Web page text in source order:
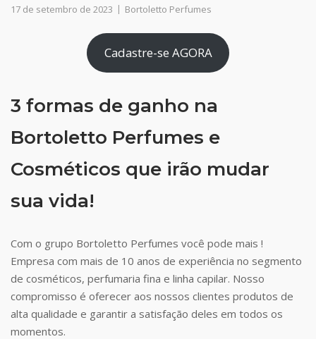
17 de setembro de 2023 Bortoletto Perfumes
Cadastre-se AGORA
3 formas de ganho na
Bortoletto Perfumes e
Cosméticos que irão mudar
sua vida!
Com o grupo Bortoletto Perfumes você pode mais !
Empresa com mais de 10 anos de experiência no segmento
de cosméticos, perfumaria fina e linha capilar. Nosso
compromisso é oferecer aos nossos clientes produtos de
alta qualidade e garantir a satisfação deles em todos os
momentos.